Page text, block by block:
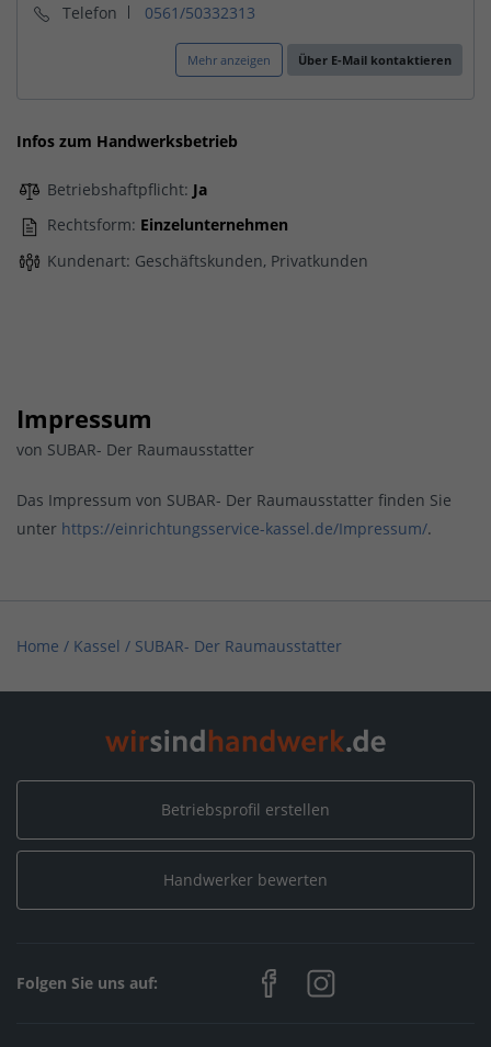
Telefon
0561/50332313
Mehr anzeigen Über E-Mail kontaktieren
Infos zum Handwerksbetrieb
Betriebshaftpflicht: Ja
Rechtsform: Einzelunternehmen
Kundenart: Geschäftskunden, Privatkunden
Impressum
von SUBAR- Der Raumausstatter
Das Impressum von SUBAR- Der Raumausstatter finden Sie
unter https://einrichtungsservice-kassel.de/Impressum/.
Home / Kassel / SUBAR- Der Raumausstatter
Betriebsprofil erstellen
Handwerker bewerten
Folgen Sie uns auf: